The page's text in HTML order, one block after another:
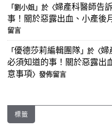
「劉小姐」於〈婦產科醫師告
事！關於惡露出血、小產後
留言
「優德莎莉編輯團隊」於〈婦
必須知道的事！關於惡露出
意事項〉發佈留言
標籤